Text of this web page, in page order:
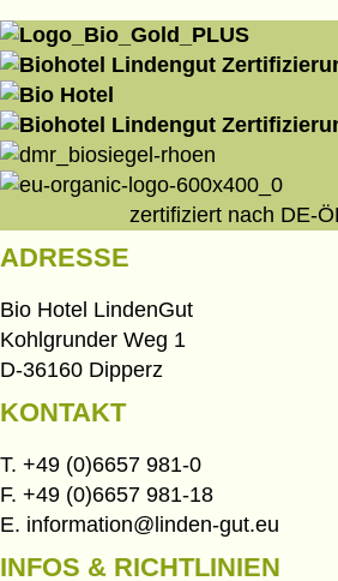
zertifiziert nach DE-
ADRESSE
Bio Hotel LindenGut
Kohlgrunder Weg 1
D-36160 Dipperz
KONTAKT
T. +49 (0)6657 981-0
F. +49 (0)6657 981-18
E. information@linden-gut.eu
INFOS & RICHTLINIEN